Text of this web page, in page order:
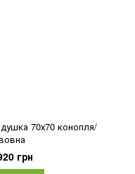
70х70 конопля/
грн